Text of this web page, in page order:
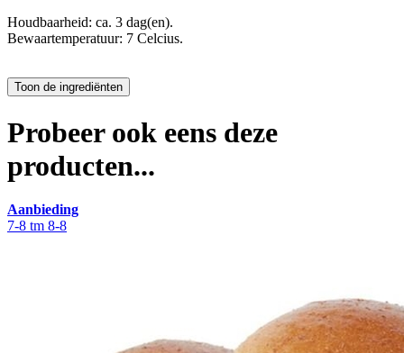
Houdbaarheid: ca. 3 dag(en).
Bewaartemperatuur: 7 Celcius.
Probeer ook eens deze
producten...
Aanbieding
7-8 tm 8-8